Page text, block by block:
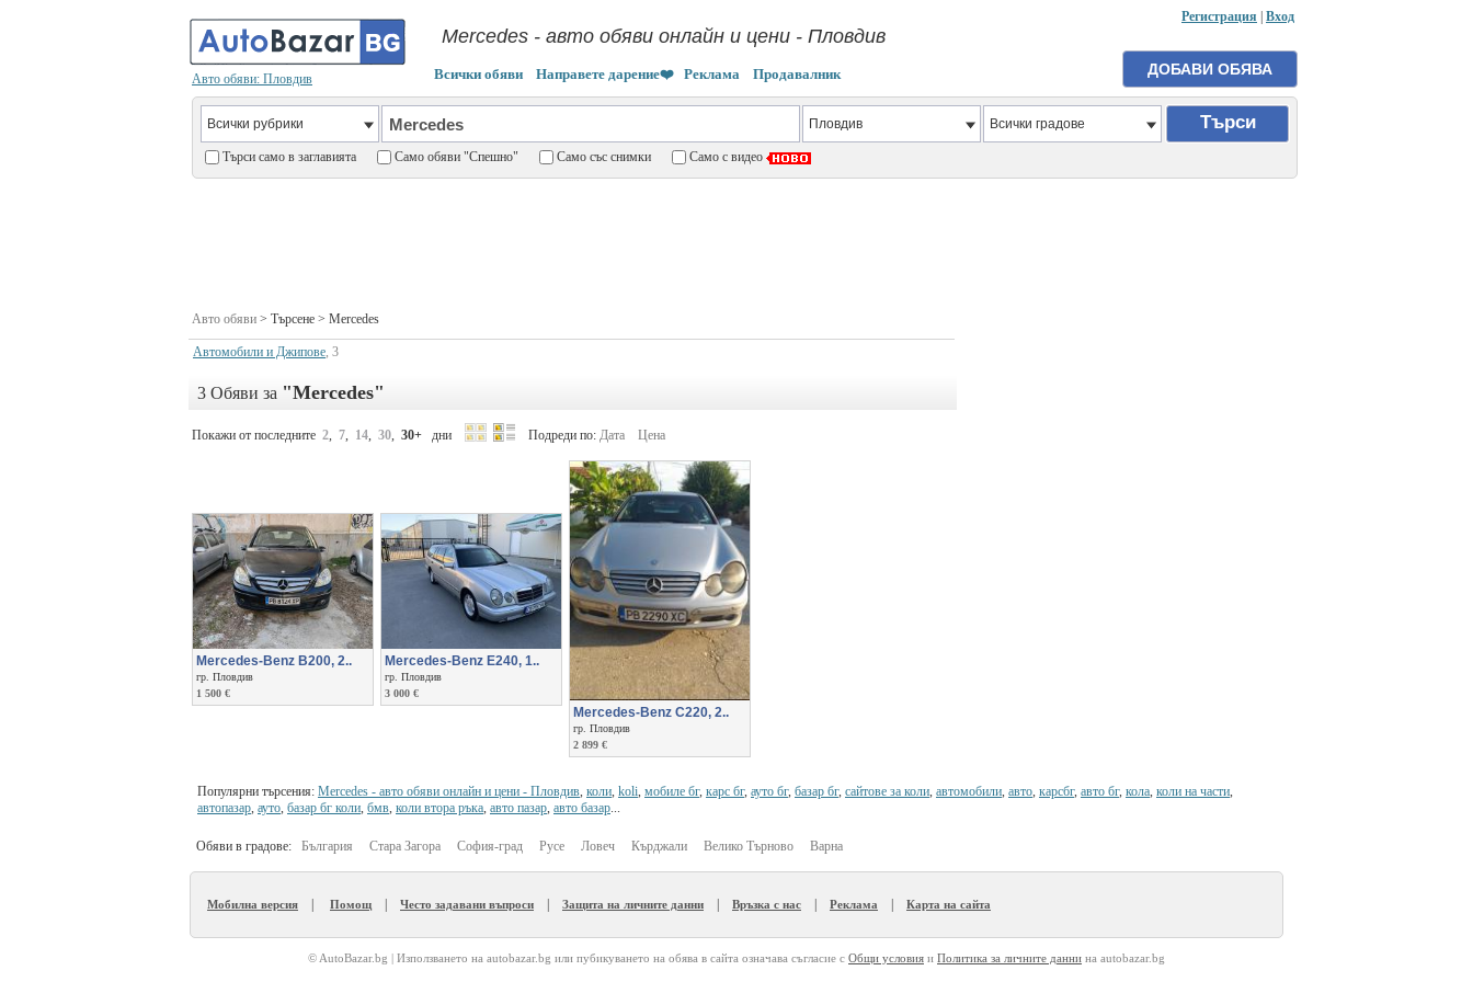
Регистрация Вход
Авто обяви: Пловдив
Mercedes - авто обяви онлайн и цени - Пловдив
Всички обяви Направете дарение❤️ Реклама Продавалник
Търси само в заглавията Само обяви "Спешно" Само със снимки Само с видео
Авто обяви > Търсене > Mercedes
Автомобили и Джипове, 3
3 Обяви за "Mercedes"
Покажи от последните 2 7 14 30 30+ дни Подреди по: Дата Цена
Mercedes-Benz B200, 2..
гр. Пловдив
1 500 €
Mercedes-Benz E240, 1..
гр. Пловдив
3 000 €
Mercedes-Benz C220, 2..
гр. Пловдив
2 899 €
Популярни търсения: Mercedes - авто обяви онлайн и цени - Пловдив, коли, koli, мобиле бг, карс бг, ауто бг, базар бг, сайтове за коли, автомобили, авто, карсбг, авто бг, кола, коли на части,
автопазар, ауто, базар бг коли, бмв, коли втора ръка, авто пазар, авто базар...
Обяви в градове: България Стара Загора София-град Русе Ловеч Кърджали Велико Търново Варна
Мобилна версия Помощ Често задавани въпроси Защита на личните данни Връзка с нас Реклама Карта на сайта
© AutoBazar.bg | Използването на autobazar.bg или пубикуването на обява в сайта означава съгласие с Общи условия и Политика за личните данни на autobazar.bg